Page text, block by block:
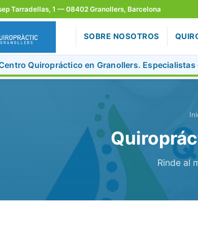
Tarradellas, 1 — 08402 Granollers, Barcelona
SOBRE NOSOTROS
Quiropráctico en Granollers.
Rinde al